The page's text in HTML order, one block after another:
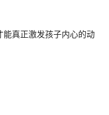
真正激发孩子内心的动